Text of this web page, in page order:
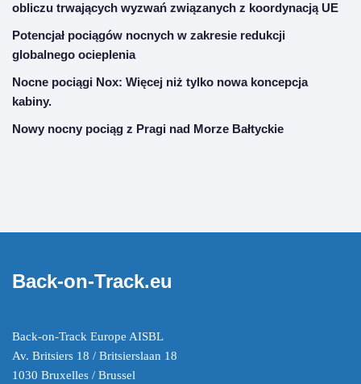
obliczu trwających wyzwań związanych z koordynacją UE
Potencjał pociągów nocnych w zakresie redukcji
globalnego ocieplenia
Nocne pociągi Nox: Więcej niż tylko nowa koncepcja
kabiny.
Nowy nocny pociąg z Pragi nad Morze Bałtyckie
Back-on-Track.eu
Back-on-Track Europe AISBL
Av. Britsiers 18 / Britsierslaan 18
1030 Bruxelles / Brussel